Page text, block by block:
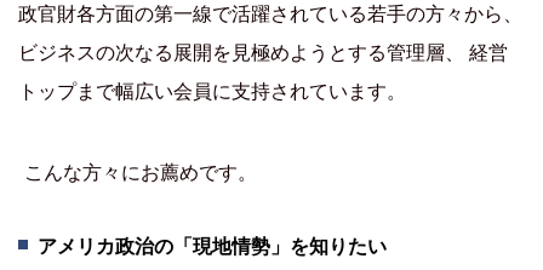
政官財各方面の第一線で活躍されている若手の方々から、
ビジネスの次なる展開を見極めようとする管理層、 経営
トップまで幅広い会員に支持されています。
こんな方々にお薦めです。
アメリカ政治の「現地情勢」を知りたい